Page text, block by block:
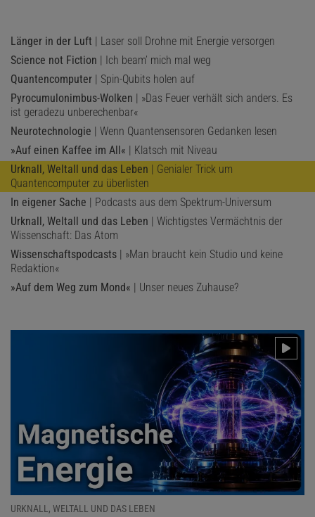
Länger in der Luft | Laser soll Drohne mit Energie versorgen
Science not Fiction | Ich beam’ mich mal weg
Quantencomputer | Spin-Qubits holen auf
Pyrocumulonimbus-Wolken | »Das Feuer verhält sich anders. Es
ist geradezu unberechenbar«
Neurotechnologie | Wenn Quantensensoren Gedanken lesen
»Auf einen Kaffee im All« | Klatsch mit Niveau
Urknall, Weltall und das Leben | Genialer Trick um
Quantencomputer zu überlisten
In eigener Sache | Podcasts aus dem Spektrum-Universum
Urknall, Weltall und das Leben | Wichtigstes Vermächtnis der
Wissenschaft: Das Atom
Wissenschaftspodcasts | »Man braucht kein Studio und keine
Redaktion«
»Auf dem Weg zum Mond« | Unser neues Zuhause?
URKNALL, WELTALL UND DAS LEBEN